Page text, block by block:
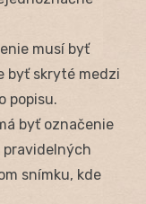
musí byť
byť skryté medzi
popisu.
byť označenie
pravidelných
snímku, kde